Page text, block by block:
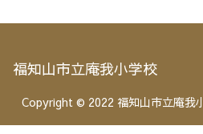
福知山市立庵我小学校
Copyright © 2022 福知山市立庵我